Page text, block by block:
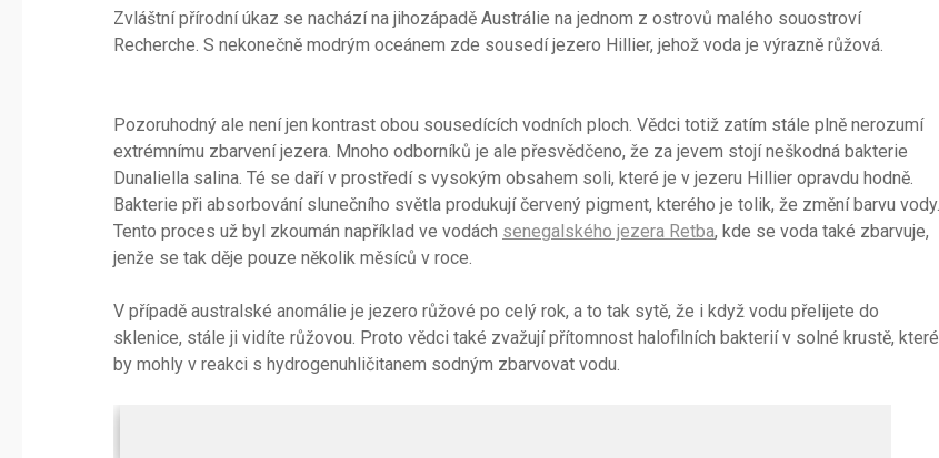
Zvláštní přírodní úkaz se nachází na jihozápadě Austrálie na jednom z ostrovů malého souostroví
Recherche. S nekonečně modrým oceánem zde sousedí jezero Hillier, jehož voda je výrazně růžová.
Pozoruhodný ale není jen kontrast obou sousedících vodních ploch. Vědci totiž zatím stále plně nerozumí
extrémnímu zbarvení jezera. Mnoho odborníků je ale přesvědčeno, že za jevem stojí neškodná bakterie
Dunaliella salina. Té se daří v prostředí s vysokým obsahem soli, které je v jezeru Hillier opravdu hodně.
Bakterie při absorbování slunečního světla produkují červený pigment, kterého je tolik, že změní barvu vody.
Tento proces už byl zkoumán například ve vodách senegalského jezera Retba, kde se voda také zbarvuje,
jenže se tak děje pouze několik měsíců v roce.
V případě australské anomálie je jezero růžové po celý rok, a to tak sytě, že i když vodu přelijete do
sklenice, stále ji vidíte růžovou. Proto vědci také zvažují přítomnost halofilních bakterií v solné krustě, které
by mohly v reakci s hydrogenuhličitanem sodným zbarvovat vodu.